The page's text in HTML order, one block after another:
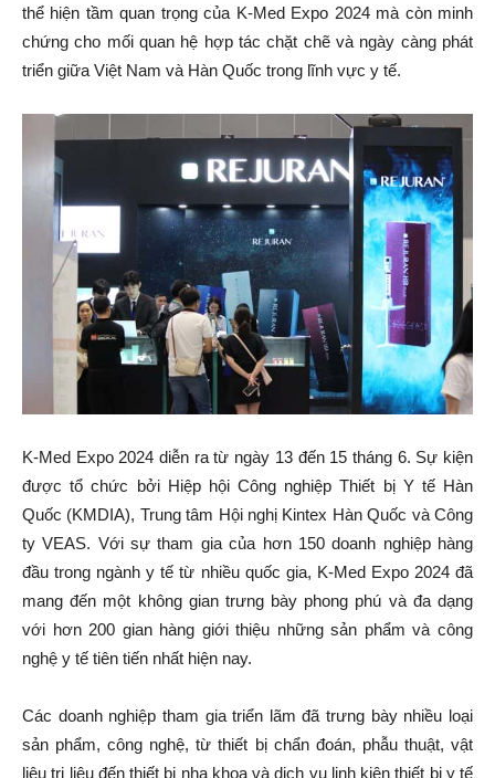
thể hiện tầm quan trọng của K-Med Expo 2024 mà còn minh
chứng cho mối quan hệ hợp tác chặt chẽ và ngày càng phát
triển giữa Việt Nam và Hàn Quốc trong lĩnh vực y tế.
K-Med Expo 2024 diễn ra từ ngày 13 đến 15 tháng 6. Sự kiện
được tổ chức bởi Hiệp hội Công nghiệp Thiết bị Y tế Hàn
Quốc (KMDIA), Trung tâm Hội nghị Kintex Hàn Quốc và Công
ty VEAS. Với sự tham gia của hơn 150 doanh nghiệp hàng
đầu trong ngành y tế từ nhiều quốc gia, K-Med Expo 2024 đã
mang đến một không gian trưng bày phong phú và đa dạng
với hơn 200 gian hàng giới thiệu những sản phẩm và công
nghệ y tế tiên tiến nhất hiện nay.
Các doanh nghiệp tham gia triển lãm đã trưng bày nhiều loại
sản phẩm, công nghệ, từ thiết bị chẩn đoán, phẫu thuật, vật
liệu trị liệu đến thiết bị nha khoa và dịch vụ linh kiện thiết bị y tế